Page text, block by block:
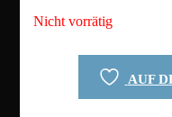
Nicht vorrätig
AUF